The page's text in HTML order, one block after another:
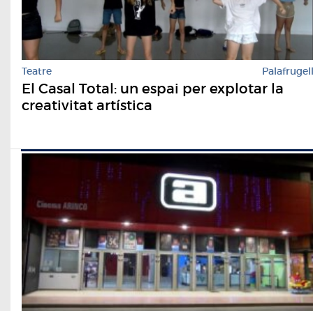
Teatre Palafrugell
El Casal Total: un espai per explotar la
creativitat artística